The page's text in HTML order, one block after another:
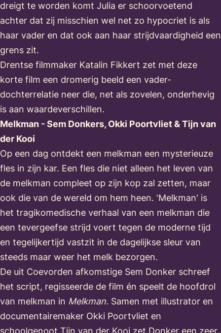
dreigt te worden komt Julia er schoorvoetend
achter dat zij misschien wel net zo hypocriet is als
haar vader en dat ook aan haar strijdvaardigheid een
grens zit.
Drentse filmmaker Katalin Fikkert zet met deze
korte film een dromerig beeld een vader-
dochterrelatie neer die, net als zovelen, onderhevig
is aan waardeverschillen.
Melkman - Sem Donkers, Okki Poortvliet & Tijn van
der Kooi
Op een dag ontdekt een melkman een mysterieuze
fles in zijn kar. Een fles die niet alleen het leven van
de melkman compleet op zijn kop zal zetten, maar
ook die van de wereld om hem heen. 'Melkman' is
het tragikomedische verhaal van een melkman die
een tevergeefse strijd voert tegen de moderne tijd
en tegelijkertijd vastzit in de dagelijkse sleur van
steeds maar weer het melk bezorgen.
De uit Coevorden afkomstige Sem Donker schreef
het script, regisseerde de film én speelt de hoofdrol
van melkman in Melkman. Samen met illustrator en
documentairemaker Okki Poortvliet en